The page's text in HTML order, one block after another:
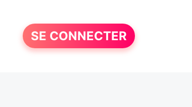
SE CONNECTER